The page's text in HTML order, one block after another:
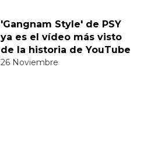
'Gangnam Style' de PSY
ya es el vídeo más visto
de la historia de YouTube
26 Noviembre